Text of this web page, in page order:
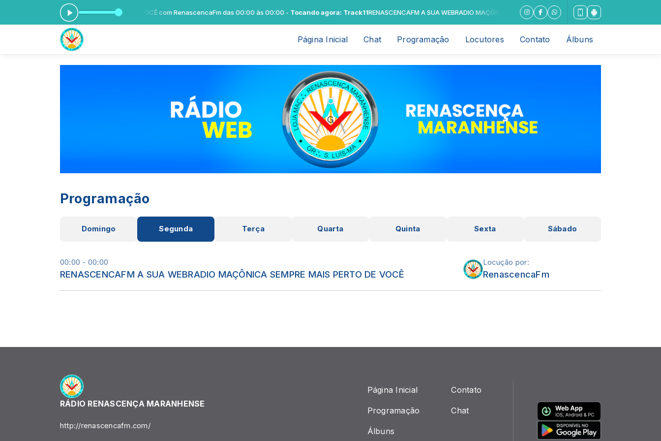
MAÇÔNICA SEMPRE MAIS PERTO DE VOCÊ com RenascencaFm das 00:00 às 00:00 -Tocando agora: Track11RENASCENCAFM A SUA WEBRADIO MAÇÔNICA SEMPRE MAIS PERTO DE VOCÊ com
Página Inicial Chat Programação Locutores Contato Álbuns
Programação
Domingo Segunda Terça Quarta Quinta Sexta Sábado
00:00 - 00:00
RENASCENCAFM A SUA WEBRADIO MAÇÔNICA SEMPRE MAIS PERTO DE VOCÊ
Locução por:
RenascencaFm
RÁDIO RENASCENÇA MARANHENSE
http://renascencafm.com/
Página Inicial
Programação
Álbuns
Contato
Chat